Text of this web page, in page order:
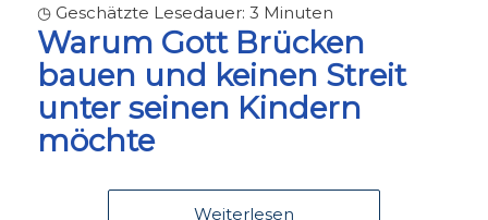
◷ Geschätzte Lesedauer: 3 Minuten
Warum Gott Brücken
bauen und keinen Streit
unter seinen Kindern
möchte
Weiterlesen